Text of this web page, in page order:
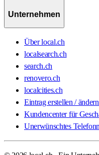
Unternehmen
Über local.ch
localsearch.ch
search.ch
renovero.ch
localcities.ch
Eintrag erstellen /
Kundencenter für
Unerwünschtes